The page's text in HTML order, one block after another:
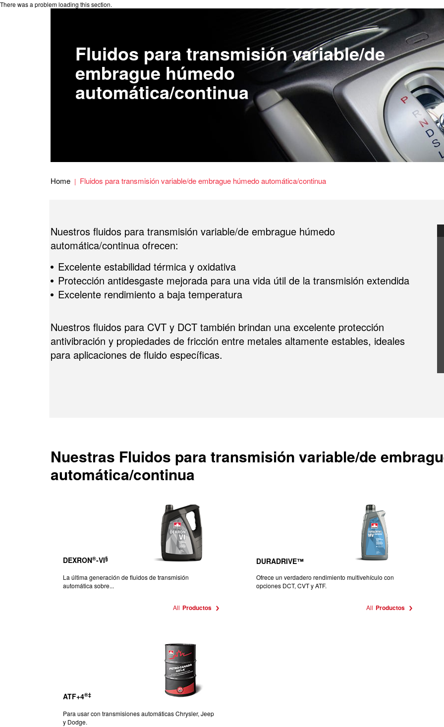
There was a problem loading this section.
Fluidos para transmisión variable/de
embrague húmedo
automática/continua
Home Fluidos para transmisión variable/de embrague húmedo automática/continua
Nuestros fluidos para transmisión variable/de embrague húmedo
automática/continua ofrecen:
Excelente estabilidad térmica y oxidativa
Protección antidesgaste mejorada para una vida útil de la transmisión extendida
Excelente rendimiento a baja temperatura
Nuestros fluidos para CVT y DCT también brindan una excelente protección
antivibración y propiedades de fricción entre metales altamente estables, ideales
para aplicaciones de fluido específicas.
Nuestras Fluidos para transmisión variable/de
automática/continua
DEXRON®-VI§
La última generación de fluidos de transmisión
automática sobre...
All Productos
DURADRIVE™
Ofrece un verdadero rendimiento multivehículo con
opciones DCT, CVT y ATF.
All Productos
ATF+4®‡
Para usar con transmisiones automáticas Chrysler, Jeep
y Dodge.